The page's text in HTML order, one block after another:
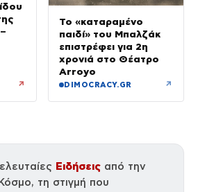
↗
Το «καταραμένο
παιδί» του Μπαλζάκ
επιστρέφει για 2η
χρονιά στο Θέατρο
Arroyo
DIMOCRACY.GR ↗
Ειδήσεις από την
τη στιγμή που